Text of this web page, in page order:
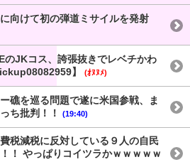
向けて初の弾道ミサイルを発射
のJKコス、誇張抜きでレベチかわ
】
(ｵﾇﾇﾒ)
礁を巡る問題で遂に米国参戦、ま
ち批判！！
(19:40)
税減税に反対している９人の自民
！ やっぱりコイツラかｗｗｗｗｗ